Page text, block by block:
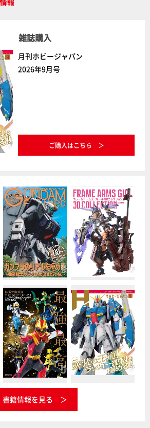
雑誌購入
月刊ホビージャパン
2026年9月号
ご購入はこちら
書籍情報を見る